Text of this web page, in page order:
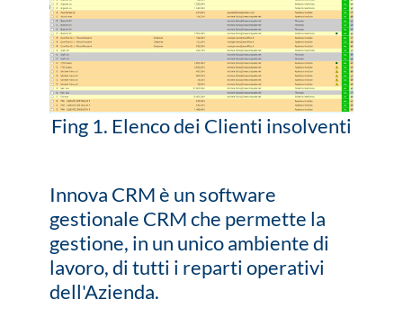
Fing 1. Elenco dei Clienti insolventi
Innova CRM è un software
gestionale CRM che permette la
gestione, in un unico ambiente di
lavoro, di tutti i reparti operativi
dell'Azienda.